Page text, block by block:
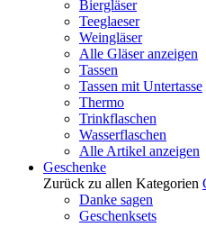
Biergläser
Teeglaeser
Weingläser
Alle Gläser anzeigen
Tassen
Tassen mit Untertasse
Thermo
Trinkflaschen
Wasserflaschen
Alle Artikel anzeigen
Geschenke
Zurück zu allen Kategorien
Danke sagen
Geschenksets